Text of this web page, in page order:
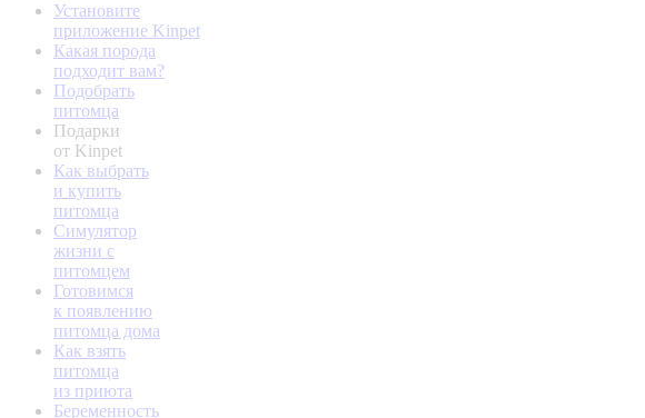
Установите
приложение Kinpet
Какая порода
подходит вам?
Подобрать
питомца
Подарки
от Kinpet
Как выбрать
и купить
питомца
Симулятор
жизни с
питомцем
Готовимся
к появлению
питомца дома
Как взять
питомца
из приюта
Беременность